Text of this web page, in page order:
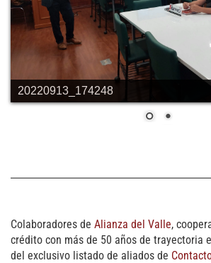
20220913_174248
Colaboradores de Alianza del Valle,
crédito con más de 50 años de trayectoria
del exclusivo listado de aliados de